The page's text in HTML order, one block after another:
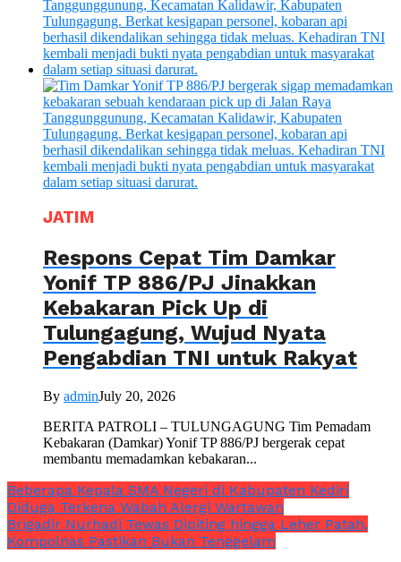
JATIM
Respons Cepat Tim Damkar
Yonif TP 886/PJ Jinakkan
Kebakaran Pick Up di
Tulungagung, Wujud Nyata
Pengabdian TNI untuk Rakyat
By adminJuly 20, 2026
BERITA PATROLI – TULUNGAGUNG Tim Pemadam
Kebakaran (Damkar) Yonif TP 886/PJ bergerak cepat
membantu memadamkan kebakaran...
Beberapa Kepala SMA Negeri di Kabupaten Kediri
Diduga Terkena Wabah Alergi Wartawan
Brigadir Nurhadi Tewas Dipiting hingga Leher Patah,
Kompolnas Pastikan Bukan Tenggelam